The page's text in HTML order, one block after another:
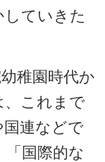
ていきた
稚園時代か
、これまで
連などで
国際的な